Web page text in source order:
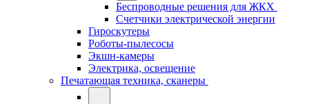
Беспроводные решения для ЖКХ
Счетчики электрической энергии
Гироскутеры
Роботы-пылесосы
Экшн-камеры
Электрика, освещение
Печатающая техника, сканеры